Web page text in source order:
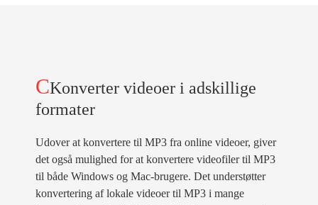
CKonverter videoer i adskillige
formater
Udover at konvertere til MP3 fra online videoer, giver
det også mulighed for at konvertere videofiler til MP3
til både Windows og Mac-brugere. Det understøtter
konvertering af lokale videoer til MP3 i mange